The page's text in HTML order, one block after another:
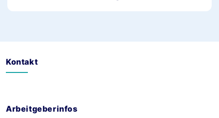
Kontakt
Arbeitgeberinfos